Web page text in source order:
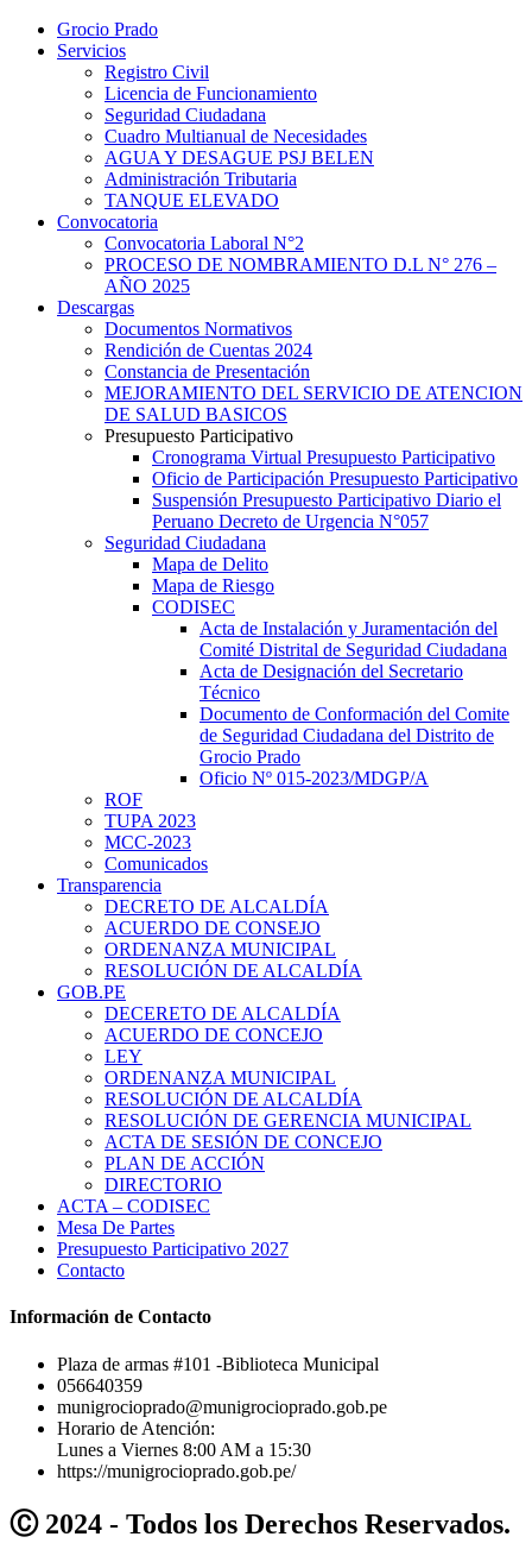
Grocio Prado
Servicios
Registro Civil
Licencia de Funcionamiento
Seguridad Ciudadana
Cuadro Multianual de Necesidades
AGUA Y DESAGUE PSJ BELEN
Administración Tributaria
TANQUE ELEVADO
Convocatoria
Convocatoria Laboral N°2
PROCESO DE NOMBRAMIENTO D.L N° 276 –
AÑO 2025
Descargas
Documentos Normativos
Rendición de Cuentas 2024
Constancia de Presentación
MEJORAMIENTO DEL SERVICIO DE ATENCION
DE SALUD BASICOS
Presupuesto Participativo
Cronograma Virtual Presupuesto Participativo
Oficio de Participación Presupuesto Participativo
Suspensión Presupuesto Participativo Diario el
Peruano Decreto de Urgencia N°057
Seguridad Ciudadana
Mapa de Delito
Mapa de Riesgo
CODISEC
Acta de Instalación y Juramentación del
Comité Distrital de Seguridad Ciudadana
Acta de Designación del Secretario
Técnico
Documento de Conformación del Comite
de Seguridad Ciudadana del Distrito de
Grocio Prado
Oficio Nº 015-2023/MDGP/A
ROF
TUPA 2023
MCC-2023
Comunicados
Transparencia
DECRETO DE ALCALDÍA
ACUERDO DE CONSEJO
ORDENANZA MUNICIPAL
RESOLUCIÓN DE ALCALDÍA
GOB.PE
DECERETO DE ALCALDÍA
ACUERDO DE CONCEJO
LEY
ORDENANZA MUNICIPAL
RESOLUCIÓN DE ALCALDÍA
RESOLUCIÓN DE GERENCIA MUNICIPAL
ACTA DE SESIÓN DE CONCEJO
PLAN DE ACCIÓN
DIRECTORIO
ACTA – CODISEC
Mesa De Partes
Presupuesto Participativo 2027
Contacto
Información de Contacto
Plaza de armas #101 -Biblioteca Municipal
056640359
munigrocioprado@munigrocioprado.gob.pe
Horario de Atención:
Lunes a Viernes 8:00 AM a 15:30
https://munigrocioprado.gob.pe/
Ⓒ 2024 - Todos los Derechos Reservados.